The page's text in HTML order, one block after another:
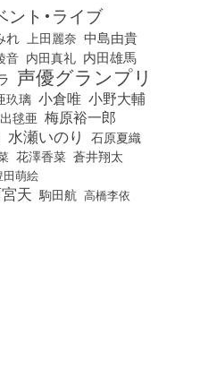
ント・ライブ
れ 上田麗奈 中島由貴
音 内田真礼 内田雄馬
声優グランプリ
玖璃 小倉唯 小野大輔
毬亜 梅原裕一郎
水瀬いのり 石原夏織
花澤香菜 蒼井翔太
田萌絵
天 駒田航 高橋李依